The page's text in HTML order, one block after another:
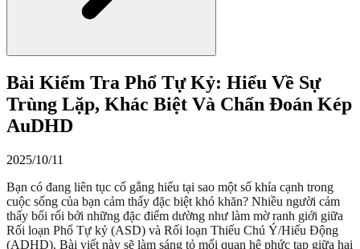
Bài Kiểm Tra Phổ Tự Kỷ: Hiểu Về Sự
Trùng Lặp, Khác Biệt Và Chẩn Đoán Kép
AuDHD
2025/10/11
Bạn có đang liên tục cố gắng hiểu tại sao một số khía cạnh trong
cuộc sống của bạn cảm thấy đặc biệt khó khăn? Nhiều người cảm
thấy bối rối bởi những đặc điểm dường như làm mờ ranh giới giữa
Rối loạn Phổ Tự kỷ (ASD) và Rối loạn Thiếu Chú Ý/Hiếu Động
(ADHD). Bài viết này sẽ làm sáng tỏ mối quan hệ phức tạp giữa hai